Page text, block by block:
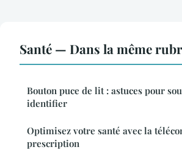
Santé — Dans la même
Bouton puce de lit : astuces pour
identifier
Optimisez votre santé avec la
prescription